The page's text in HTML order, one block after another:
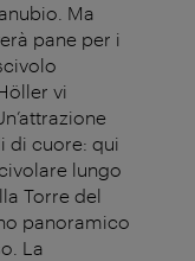
Ma
pane per i
vi
di cuore: qui
lungo
Torre del
panoramico
La